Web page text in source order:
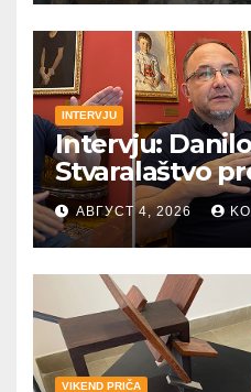
INTERVJU
Intervju:
Stvaralaštvo
umetnost i reči
АВГУСТ 4, 2026
VIKEND PRIČA